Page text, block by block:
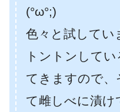
(°ω°;)
色々と試してい
トントンして
てきますので、
て雌しべに漬け